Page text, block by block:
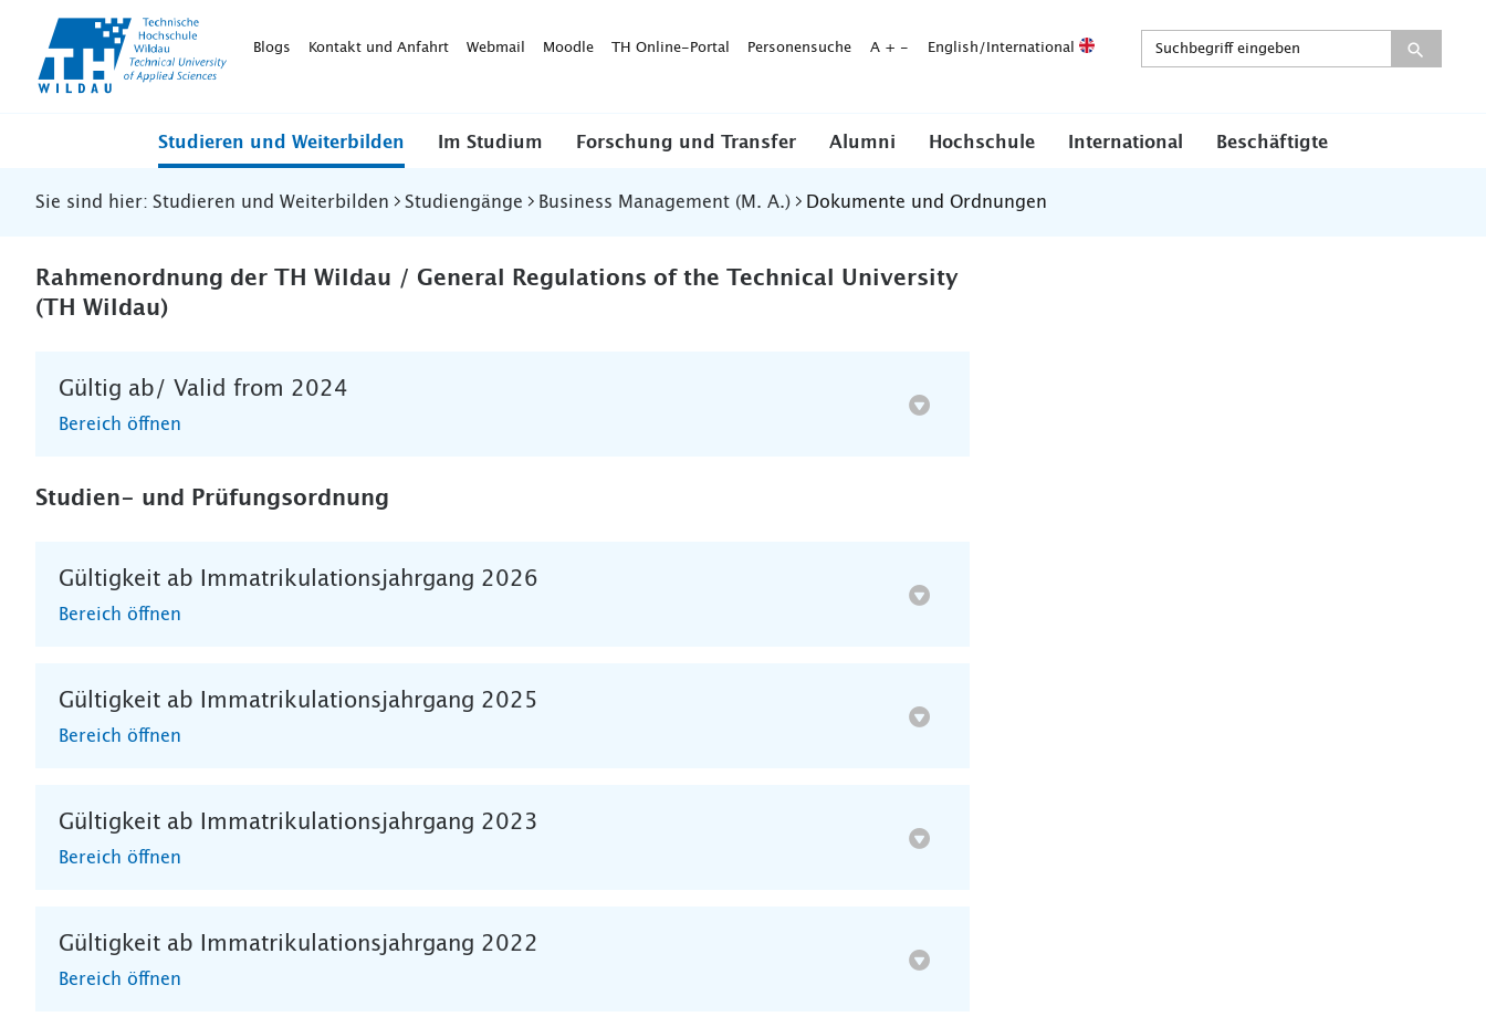
WildauBlogs Kontakt und Anfahrt Webmail Moodle TH Online-Portal Personensuche A + - English/International
Studieren und Weiterbilden Im Studium Forschung und Transfer Alumni Hochschule International Beschäftigte
Sie sind hier: Studieren und Weiterbilden Studiengänge Business Management (M. A.) Dokumente und Ordnungen
Rahmenordnung der TH Wildau / General Regulations of the Technical University
(TH Wildau)
Gültig ab/ Valid from 2024
Bereich öffnen
Studien- und Prüfungsordnung
Gültigkeit ab Immatrikulationsjahrgang 2026
Bereich öffnen
Gültigkeit ab Immatrikulationsjahrgang 2025
Bereich öffnen
Gültigkeit ab Immatrikulationsjahrgang 2023
Bereich öffnen
Gültigkeit ab Immatrikulationsjahrgang 2022
Bereich öffnen